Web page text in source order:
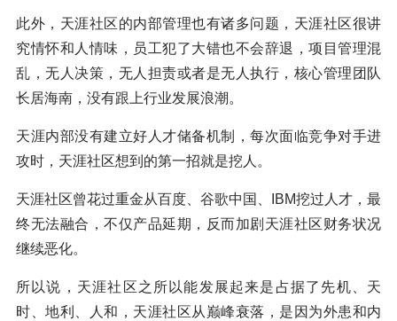
此外，天涯社区的内部管理也有诸多问题，天涯社区很讲
究情怀和人情味，员工犯了大错也不会辞退，项目管理混
乱，无人决策，无人担责或者是无人执行，核心管理团队
长居海南，没有跟上行业发展浪潮。
天涯内部没有建立好人才储备机制，每次面临竞争对手进
攻时，天涯社区想到的第一招就是挖人。
天涯社区曾花过重金从百度、谷歌中国、IBM挖过人才，最
终无法融合，不仅产品延期，反而加剧天涯社区财务状况
继续恶化。
所以说，天涯社区之所以能发展起来是占据了先机、天
时、地利、人和，天涯社区从巅峰衰落，是因为外患和内